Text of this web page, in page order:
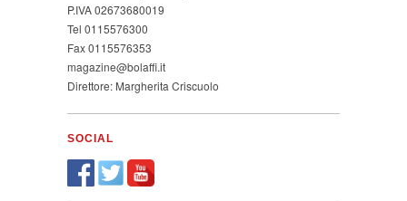
P.IVA 02673680019
Tel 0115576300
Fax 0115576353
magazine@bolaffi.it
Direttore: Margherita Criscuolo
SOCIAL